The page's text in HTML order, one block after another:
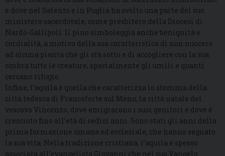
e dove nel Salento e in Puglia ha svolto una parte del suo
ministero sacerdotale, come presbitero della Diocesi di
Nardò-Gallipoli. Il pino simboleggia anche benignità e
cordialità, a motivo della sua caratteristica di non nuocere
ad alcuna pianta che gli sta sotto e di accogliere con la sua
ombra tutte le creature, specialmente gli umili e quanti
cercano rifugio.
Infine, l’aquila è quella che caratterizza lo stemma della
città tedesca di Francoforte sul Meno, la città natale del
vescovo Vincenzo, dove emigrarono i suoi genitori e dove è
cresciuto fino all’età di sedici anni. Sono stati gli anni della
prima formazione umana ed ecclesiale, che hanno segnato
la sua vita. Nella tradizione cristiana, l’aquila è spesso
associata all’evangelista Giovanni che nel suo Vangelo